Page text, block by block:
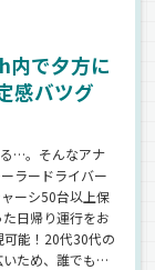
内で夕方に
感バツグ
…。そんなアナ
ラードライバー
ーシ50台以上保
日帰り運行をお
能！20代30代の
ため、誰でも馴